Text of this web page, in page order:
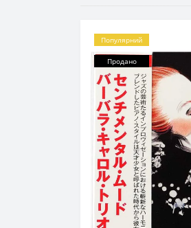
Популярний
Продано